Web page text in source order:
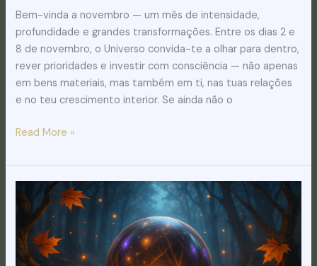
Bem-vinda a novembro — um mês de intensidade,
profundidade e grandes transformações. Entre os dias 2 e
8 de novembro, o Universo convida-te a olhar para dentro,
rever prioridades e investir com consciência — não apenas
em bens materiais, mas também em ti, nas tuas relações
e no teu crescimento interior. Se ainda não o
Read More »
Céu
da
Semana
26/10
a